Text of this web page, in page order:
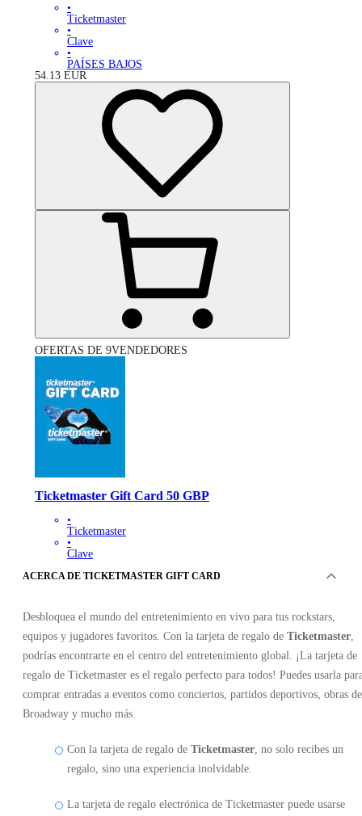
•
Ticketmaster
•
Clave
•
PAÍSES BAJOS
54.13 EUR
OFERTAS DE 9VENDEDORES
Ticketmaster Gift Card 50 GBP
•
Ticketmaster
•
Clave
REINO UNIDO
ACERCA DE TICKETMASTER GIFT CARD
Desbloquea el mundo del entretenimiento en vivo para tus rockstars,
equipos y jugadores favoritos. Con la tarjeta de regalo de Ticketmaster
podrías encontrarte en el centro del entretenimiento global. ¡La tarjeta de
regalo de Ticketmaster es el regalo perfecto para todos! Puedes usarla
comprar entradas a eventos como conciertos, partidos deportivos, obras de
Broadway y mucho más.
Con la tarjeta de regalo de Ticketmaster , no solo recibes un
regalo, sino una experiencia inolvidable.
La tarjeta de regalo electrónica de Ticketmaster puede usarse